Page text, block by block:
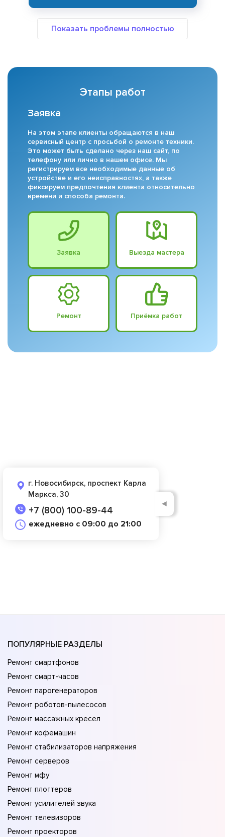
Этапы работ
Заявка
На этом этапе клиенты обращаются в наш
сервисный центр с просьбой о ремонте техники.
Это может быть сделано через наш сайт, по
телефону или лично в нашем офисе. Мы
регистрируем все необходимые данные об
устройстве и его неисправностях, а также
фиксируем предпочтения клиента относительно
времени и способа ремонта.
Заявка Выезда мастера
Ремонт Приёмка работ
г. Новосибирск, проспект Карла
Маркса, 30
+7 (800) 100-89-44
ежедневно с 09:00 до 21:00
◄
ПОПУЛЯРНЫЕ РАЗДЕЛЫ
Ремонт смартфонов
Ремонт смарт-часов
Ремонт парогенераторов
Ремонт роботов-пылесосов
Ремонт массажных кресел
Ремонт кофемашин
Ремонт стабилизаторов напряжения
Ремонт серверов
Ремонт мфу
Ремонт плоттеров
Ремонт усилителей звука
Ремонт телевизоров
Ремонт проекторов